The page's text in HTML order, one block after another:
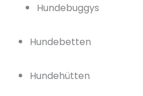
Hundebuggys
Hundebetten
Hundehütten